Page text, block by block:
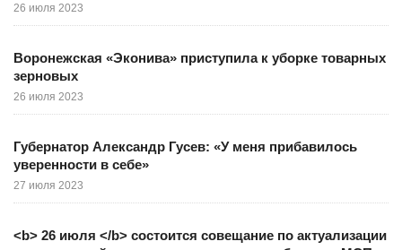
26 июля 2023
Воронежская «Эконива» приступила к уборке товарных
зерновых
26 июля 2023
Губернатор Александр Гусев: «У меня прибавилось
уверенности в себе»
27 июля 2023
<b> 26 июля </b> состоится совещание по актуализации